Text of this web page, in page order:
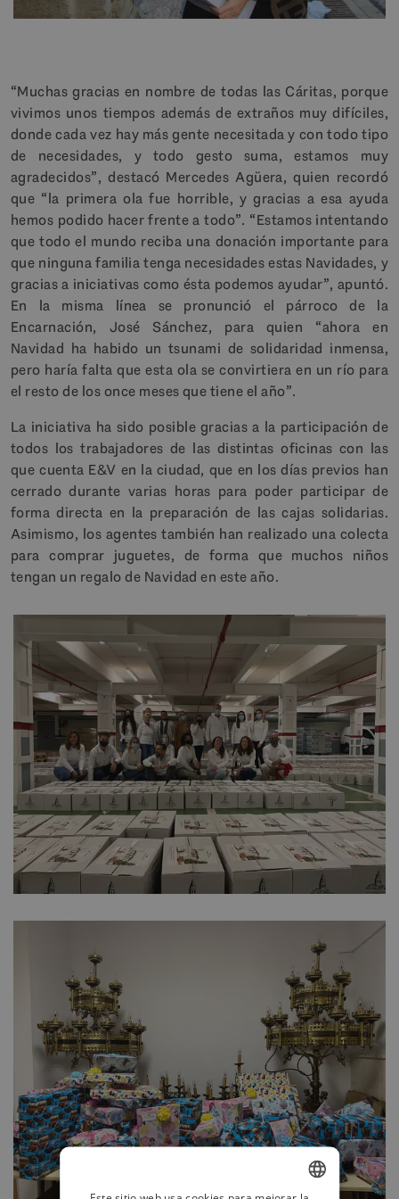
“Muchas gracias en nombre de todas las Cáritas, porque
vivimos unos tiempos además de extraños muy difíciles,
donde cada vez hay más gente necesitada y con todo tipo
de necesidades, y todo gesto suma, estamos muy
agradecidos”, destacó Mercedes Agüera, quien recordó
que “la primera ola fue horrible, y gracias a esa ayuda
hemos podido hacer frente a todo”. “Estamos intentando
que todo el mundo reciba una donación importante para
que ninguna familia tenga necesidades estas Navidades, y
gracias a iniciativas como ésta podemos ayudar”, apuntó.
En la misma línea se pronunció el párroco de la
Encarnación, José Sánchez, para quien “ahora en
Navidad ha habido un tsunami de solidaridad inmensa,
pero haría falta que esta ola se convirtiera en un río para
el resto de los once meses que tiene el año”.
La iniciativa ha sido posible gracias a la participación de
todos los trabajadores de las distintas oficinas con las
que cuenta E&V en la ciudad, que en los días previos han
cerrado durante varias horas para poder participar de
forma directa en la preparación de las cajas solidarias.
Asimismo, los agentes también han realizado una colecta
para comprar juguetes, de forma que muchos niños
tengan un regalo de Navidad en este año.